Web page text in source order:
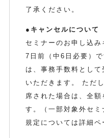
了承ください。
●キャンセルについて
セミナーのお申し込
7日前（中6日必要）
は、事務手数料とし
いただきます。 ただ
席された場合は、全額
す。（一部対象外セ
規定については詳細ペ